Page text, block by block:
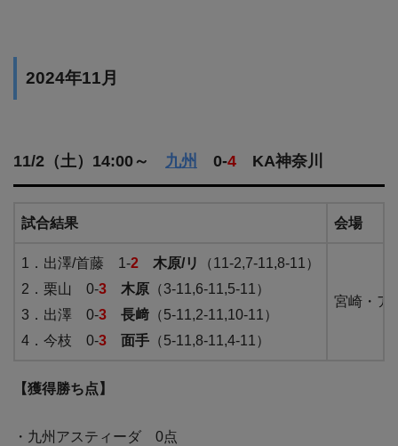
2024年11月
11/2（土）14:00～ 九州 0-4 KA神奈川
試合結果 会場
1．出澤/首藤 1-2 木原/リ
（11-2,7-11,8-11）
2．栗山 0-3 木原 （3-11,6-11,5-11）
3．出澤 0-3 長﨑 （5-11,2-11,10-11）
4．今枝 0-3 面手 （5-11,8-11,4-11）
宮崎・ア
【獲得勝ち点】
・九州アスティーダ 0点